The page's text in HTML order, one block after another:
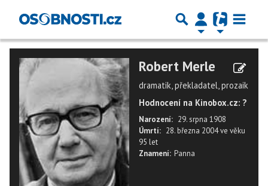
Robert Merle
dramatik, překladatel, prozaik
Hodnocení na Kinobox.cz: ?
Narození: 29. srpna 1908
Úmrtí: 28. března 2004ve věku
95 let
Znamení: Panna